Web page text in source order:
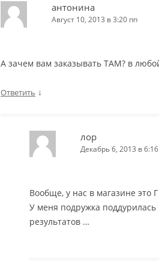
антонина
Август 10, 2013 в 3:20 пп
А зачем вам заказывать ТАМ? в
Ответить ↓
лор
Декабрь 6, 2013 в
Вообще, у нас в магазине это
У меня подружка поддурилась
результатов …